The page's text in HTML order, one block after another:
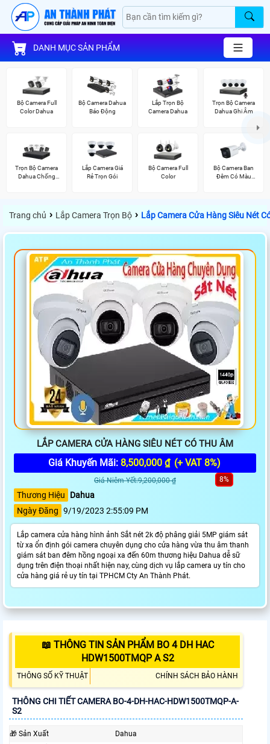
DANH MỤC SẢN PHẨM
Bộ Camera Full
Color Dahua
Bộ Camera Dahua
Báo Động
Lắp Trọn Bộ
Camera Dahua
Trọn Bộ Camera
Dahua Ghi Âm
Trọn Bộ Camera
Dahua Chống
Lắp Camera Giá
Rẻ Trọn Gói
Bộ Camera Full
Color
Bộ Camera Ban
Đêm Có Màu
Trang chủ › Lắp Camera Trọn Bộ › Lắp Camera Cửa Hàng Siêu Nét
LẮP CAMERA CỬA HÀNG SIÊU NÉT CÓ THU ÂM
Giá Khuyến Mãi: 8,500,000 ₫ (+ VAT 8%)
Giá Niêm Yết:9,200,000 ₫ 8%
Thương Hiệu
Dahua
Ngày Đăng 9/19/2023 2:55:09 PM
Lắp camera cửa hàng hình ảnh Sắt nét 2k độ phâng giải 5MP giám sát
từ xa ổn định gói camera chuyên dụng cho cửa hàng vừa thu âm thanh
giám sát ban đêm hồng ngoại xa đến 60m thương hiệu Dahua dễ sữ
dụng trên điện thoại nhất hiện nay, cùng dịch vụ lắp camera uy tín cho
cửa hàng giá rẻ uy tín tại TPHCM Cty An Thành Phát.
📖 THÔNG TIN SẢN PHẨM BO 4 DH HAC
HDW1500TMQP A S2
THÔNG SỐ KỸ THUẬT CHÍNH SÁCH BẢO HÀNH
THÔNG CHI TIẾT CAMERA BO-4-DH-HAC-HDW1500TMQP-A-
S2
🎁 Sản Xuất
Dahua